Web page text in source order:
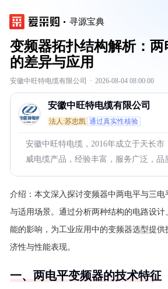
寻源宝典
变频器拓扑结构解析：
的差异与应用
安徽中旺特电缆有限公司 · 2026-08-04 08:00:00
安徽中旺特电缆有限公司
法人:苏忠凯 通过真实性核验
安徽中旺特电缆，2016年成立于天长市
威电缆产品，经验丰富，服务广泛，品
介绍： 本文深入探讨变频器中两电平与三电
与适用场景。通过分析两种结构的电路设计
能的影响，为工业应用中的变频器选型提
济性与性能表现。
一、两电平变频器的技术特征